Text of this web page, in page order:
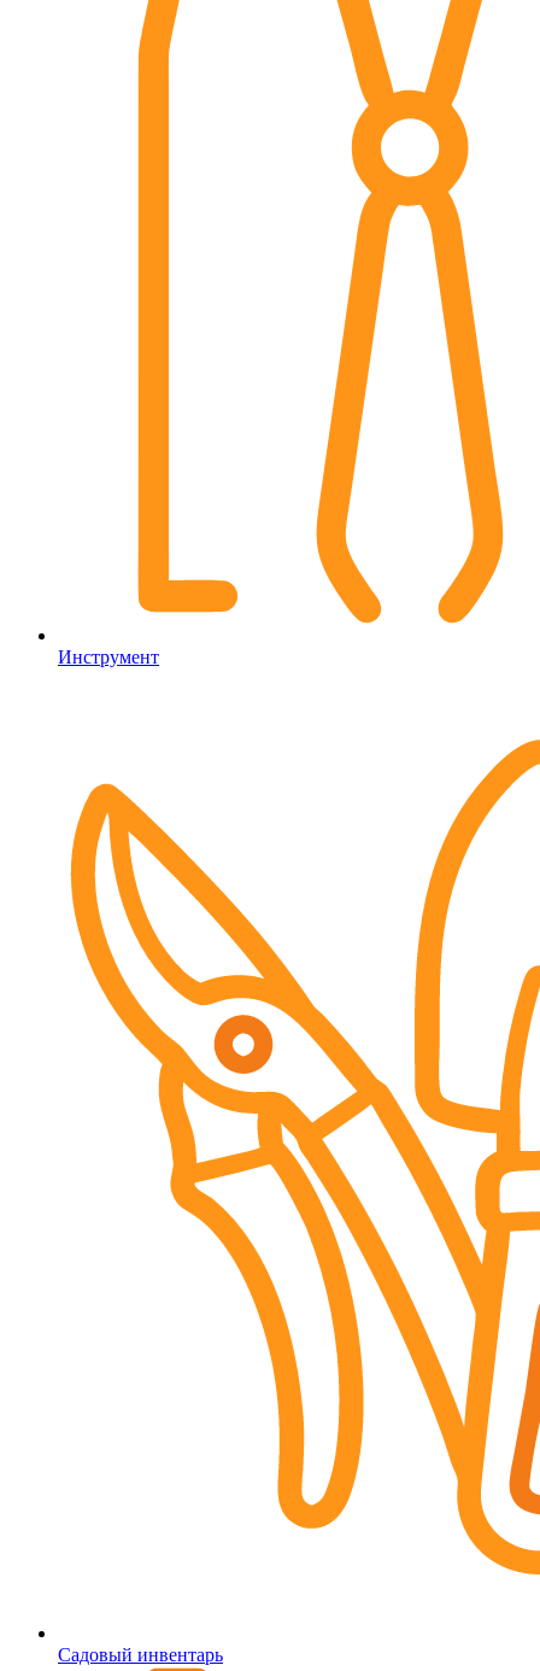
Инструмент
Садовый инвентарь